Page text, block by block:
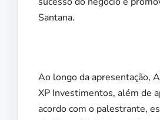
Santana.
Ao longo da apresentação,
XP Investimentos, além de
acordo com o palestrante,